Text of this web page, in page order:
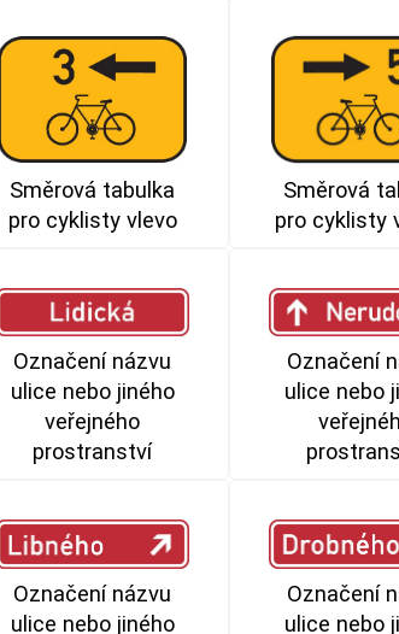
Směrová tabulka
pro cyklisty vlevo
Směrová
pro cyklisty
Označení názvu
ulice nebo jiného
veřejného
prostranství
Označení
ulice nebo
Označení názvu
ulice nebo jiného
Označení
ulice nebo